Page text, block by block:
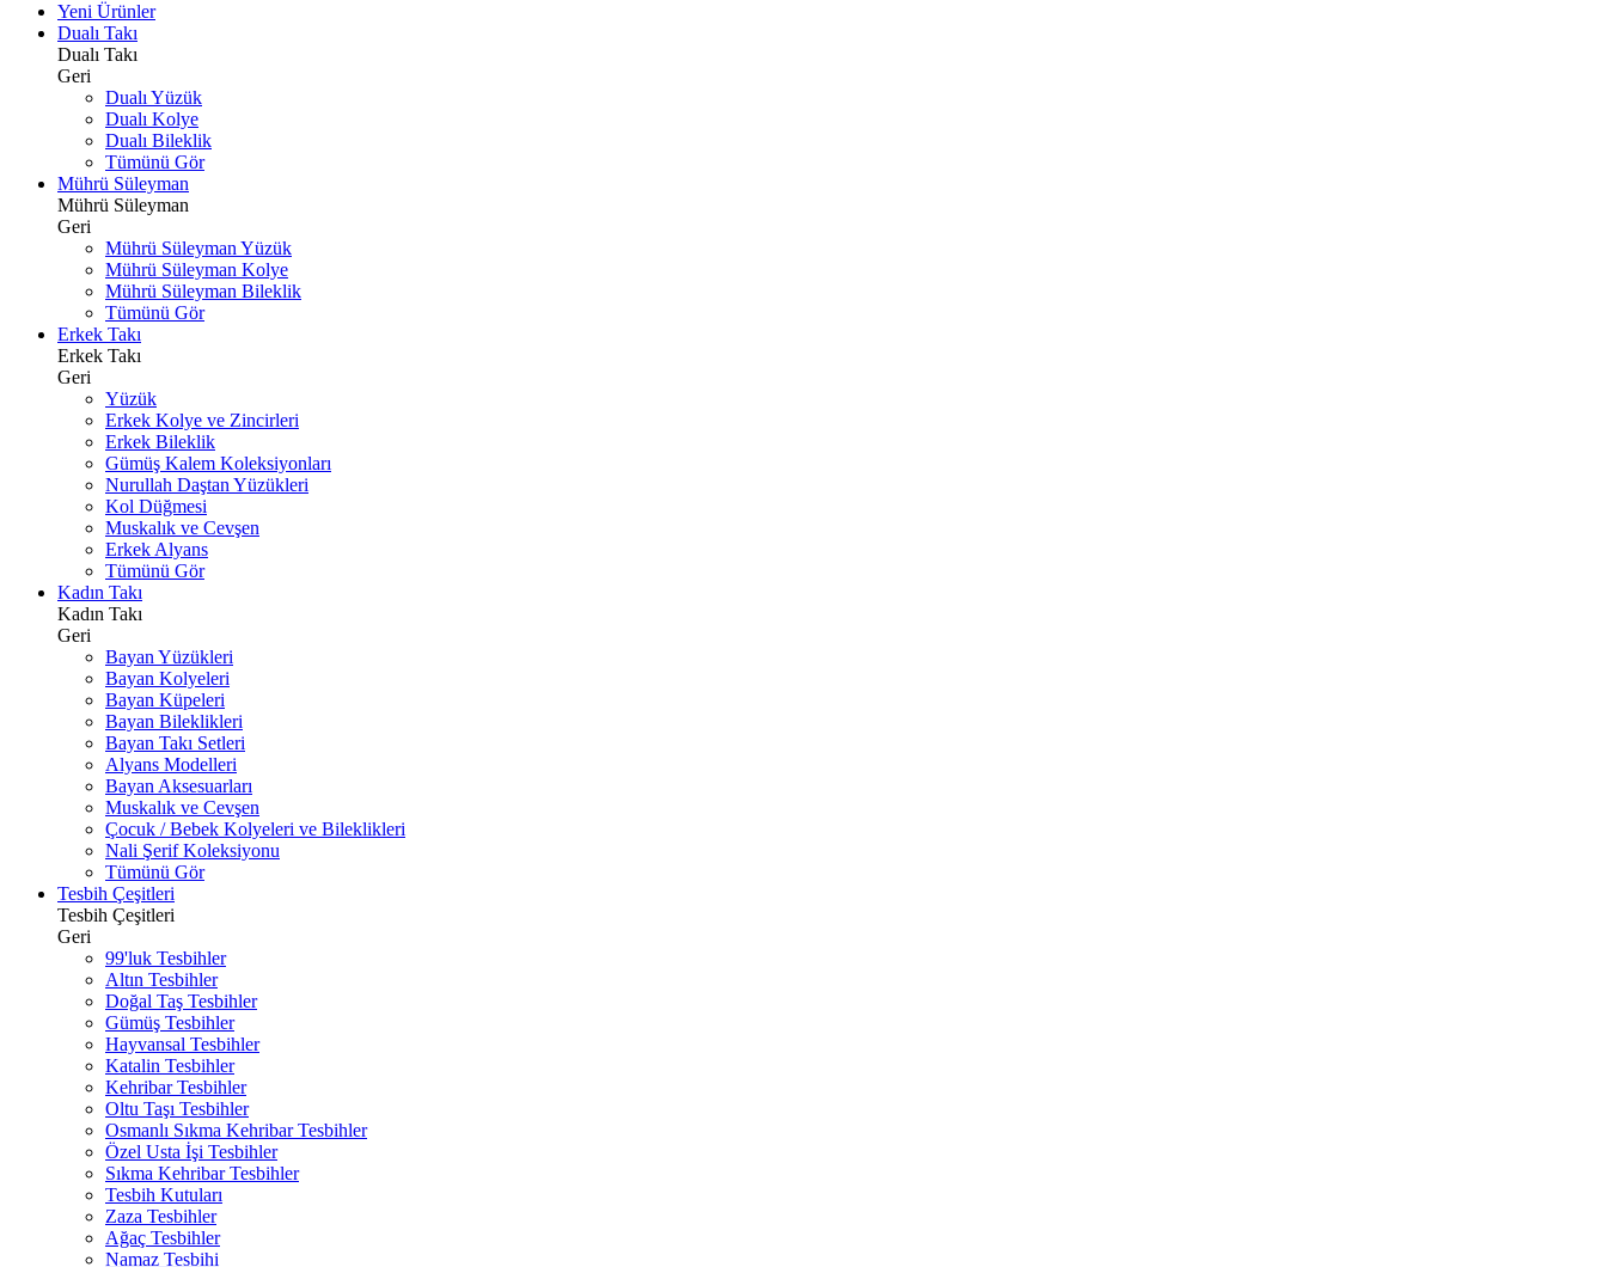
Yeni Ürünler
Dualı Takı
Dualı Takı
Geri
Dualı Yüzük
Dualı Kolye
Dualı Bileklik
Tümünü Gör
Mührü Süleyman
Mührü Süleyman
Geri
Mührü Süleyman Yüzük
Mührü Süleyman Kolye
Mührü Süleyman Bileklik
Tümünü Gör
Erkek Takı
Erkek Takı
Geri
Yüzük
Erkek Kolye ve Zincirleri
Erkek Bileklik
Gümüş Kalem Koleksiyonları
Nurullah Daştan Yüzükleri
Kol Düğmesi
Muskalık ve Cevşen
Erkek Alyans
Tümünü Gör
Kadın Takı
Kadın Takı
Geri
Bayan Yüzükleri
Bayan Kolyeleri
Bayan Küpeleri
Bayan Bileklikleri
Bayan Takı Setleri
Alyans Modelleri
Bayan Aksesuarları
Muskalık ve Cevşen
Çocuk / Bebek Kolyeleri ve Bileklikleri
Nali Şerif Koleksiyonu
Tümünü Gör
Tesbih Çeşitleri
Tesbih Çeşitleri
Geri
99'luk Tesbihler
Altın Tesbihler
Doğal Taş Tesbihler
Gümüş Tesbihler
Hayvansal Tesbihler
Katalin Tesbihler
Kehribar Tesbihler
Oltu Taşı Tesbihler
Osmanlı Sıkma Kehribar Tesbihler
Özel Usta İşi Tesbihler
Sıkma Kehribar Tesbihler
Tesbih Kutuları
Zaza Tesbihler
Ağaç Tesbihler
Namaz Tesbihi